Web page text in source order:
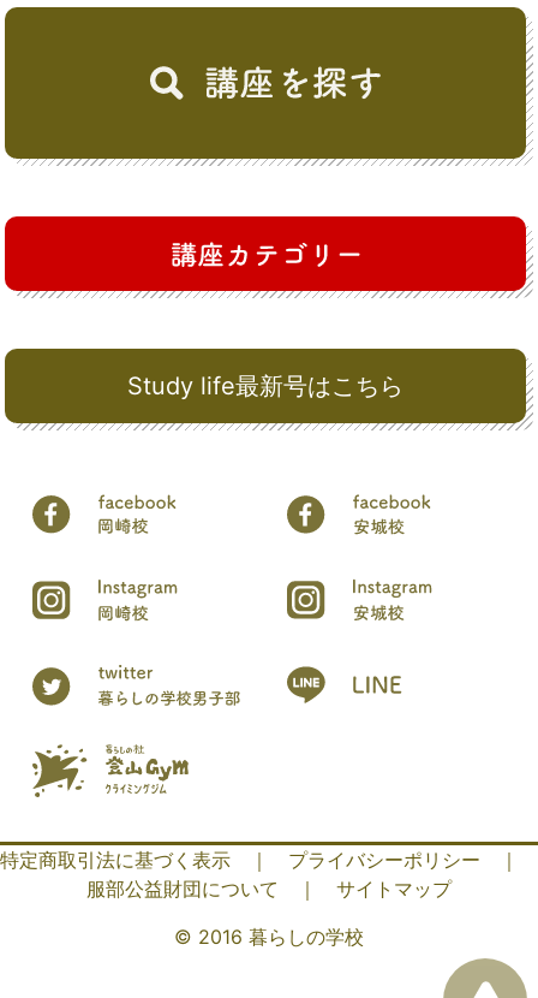
Study life最新号はこちら
特定商取引法に基づく表示 ｜ プライバシーポリシー
｜
服部公益財団について
｜
サイトマップ
© 2016 暮らしの学校